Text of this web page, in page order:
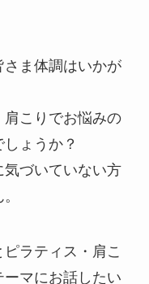
ま体調はいかが
こりでお悩みの
ょうか？
気づいていない方
ラティス・肩こ
ーマにお話したい